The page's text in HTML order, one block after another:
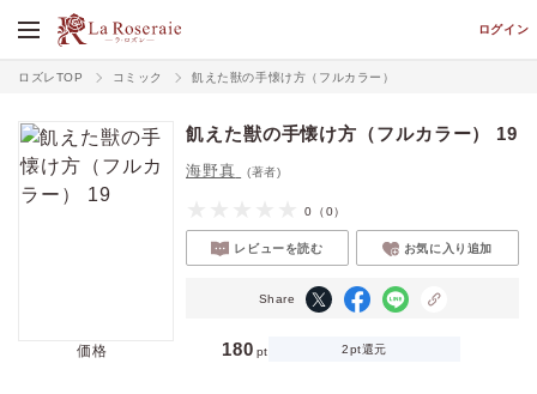
ログイン
ロズレTOP コミック 飢えた獣の手懐け方（フルカラー）
飢えた獣の手懐け方（フルカラー） 19
海野真 (著者)
0 （0）
レビューを読む お気に入り追加
Share
価格 180 pt 2pt還元